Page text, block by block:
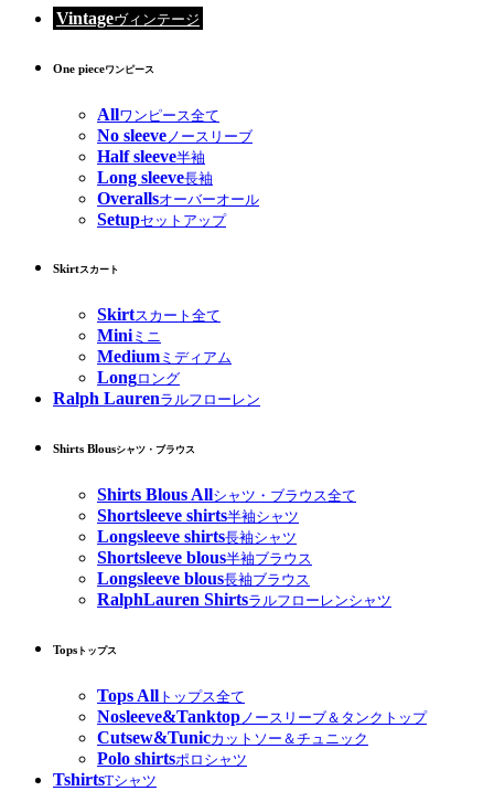
Vintageヴィンテージ
One pieceワンピース
Allワンピース全て
No sleeve ノースリーブ
Half sleeve半袖
Long sleeve長袖
Overallsオーバーオール
Setupセットアップ
Skirtスカート
Skirtスカート全て
Miniミニ
Medium ミディアム
Longロング
Ralph Laurenラルフローレン
Shirts Blousシャツ・ブラウス
Shirts Blous Allシャツ・ブラウス全て
Shortsleeve shirts半袖シャツ
Longsleeve shirts長袖シャツ
Shortsleeve blous半袖ブラウス
Longsleeve blous長袖ブラウス
RalphLauren Shirtsラルフローレンシャツ
Tops トップス
Tops All トップス全て
Nosleeve&Tanktopノースリーブ＆タンクトップ
Cutsew&Tunicカットソー＆チュニック
Polo shirtsポロシャツ
TshirtsTシャツ